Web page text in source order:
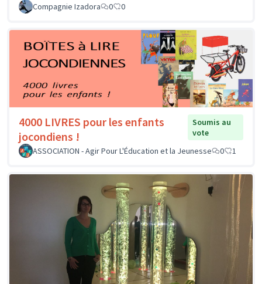
Compagnie Izadora
0 0
4000 LIVRES pour les enfants
jocondiens !
Soumis au
vote
ASSOCIATION - Agir Pour L'Éducation et la Jeunesse
0 1